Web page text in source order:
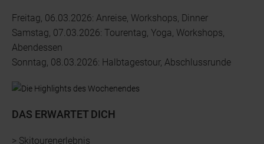
Freitag, 06.03.2026: Anreise, Workshops, Dinner
Samstag, 07.03.2026: Tourentag, Yoga, Workshops,
Abendessen
Sonntag, 08.03.2026: Halbtagestour, Abschlussrunde
DAS ERWARTET DICH
> Skitourenerlebnis